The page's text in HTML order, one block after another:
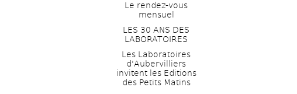
Le rendez-vous
mensuel
LES 30 ANS DES
LABORATOIRES
Les Laboratoires
d'Aubervilliers
invitent les Editions
des Petits Matins